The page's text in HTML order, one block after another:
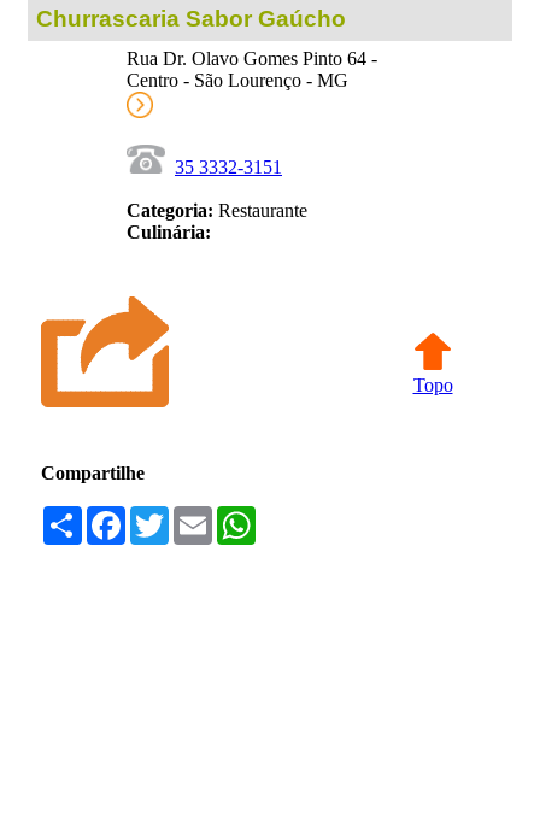
Churrascaria Sabor Gaúcho
Rua Dr. Olavo Gomes Pinto 64 -
Centro - São Lourenço - MG
35 3332-3151
Categoria: Restaurante
Culinária:
Topo
Compartilhe
Compartilhar
Facebook
TwitterEmail